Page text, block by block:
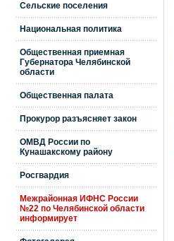
Сельские поселения
Национальная политика
Общественная приемная
Губернатора Челябинской
области
Общественная палата
Прокурор разъясняет закон
ОМВД России по
Кунашакскому району
Росгвардия
Межрайонная ИФНС России
№22 по Челябинской области
информирует